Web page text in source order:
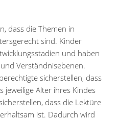
dass die Themen in
sind. Kinder
und haben
Verständnisebenen.
sicherstellen, dass
jeweilige Alter ihres Kindes
dass die Lektüre
ist. Dadurch wird